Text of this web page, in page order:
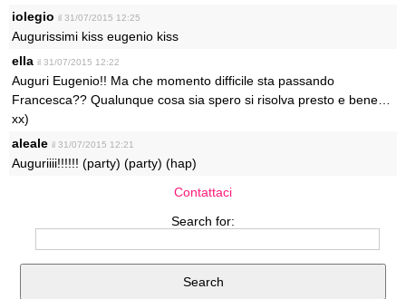
iolegio il 31/07/2015 12:25
Augurissimi kiss eugenio kiss
ella il 31/07/2015 12:22
Auguri Eugenio!! Ma che momento difficile sta passando
Francesca?? Qualunque cosa sia spero si risolva presto e bene…
xx)
aleale il 31/07/2015 12:21
Auguriiii!!!!!! (party) (party) (hap)
Contattaci
Search for: